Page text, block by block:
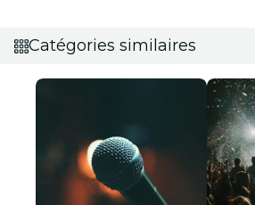
Catégories similaires